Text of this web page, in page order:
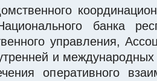
банка
управления,
и
оперативного